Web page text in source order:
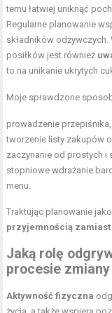
temu łatwiej uniknąć
Regularne planowanie
składników
posiłków jest również
to na unikanie ukrytych
Moje sprawdzone
prowadzenie przepiśnika,
tworzenie listy zakupów
zaczynanie od prostych i
stopniowe wdrażanie
menu.
Traktując planowanie
przyjemnością
Jaką rolę
procesie
Aktywność fizyczna